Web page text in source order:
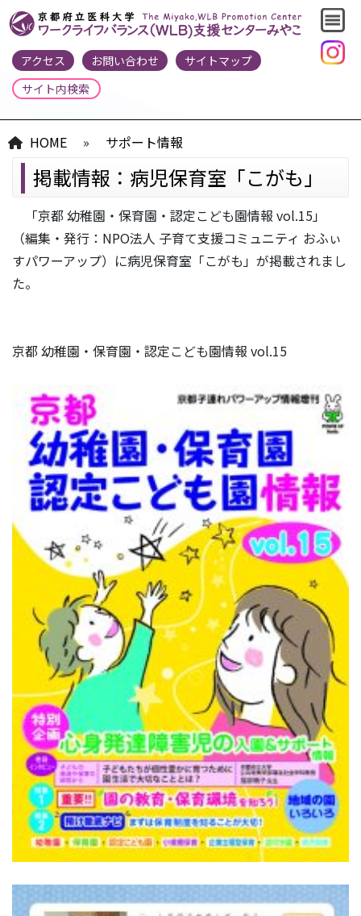
アクセス お問い合わせ サイトマップ
HOME » サポート情報
掲載情報：病児保育室「こがも」
「京都 幼稚園・保育園・認定こども園情報 vol.15」
（編集・発行： NPO法人 子育て支援コミュニティ おふぃ
すパワーアップ）に病児保育室「こがも」が掲載されまし
た。
京都 幼稚園・保育園・認定こども園情報 vol.15